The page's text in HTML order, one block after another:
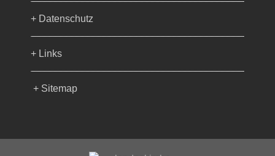
+ Datenschutz
+ Links
+ Sitemap